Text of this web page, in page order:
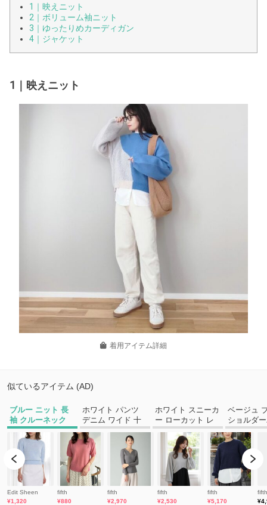
1｜映えニット
2｜ボリューム袖ニット
3｜ゆったりめカーディガン
4｜ジャケット
1｜映えニット
着用アイテム詳細